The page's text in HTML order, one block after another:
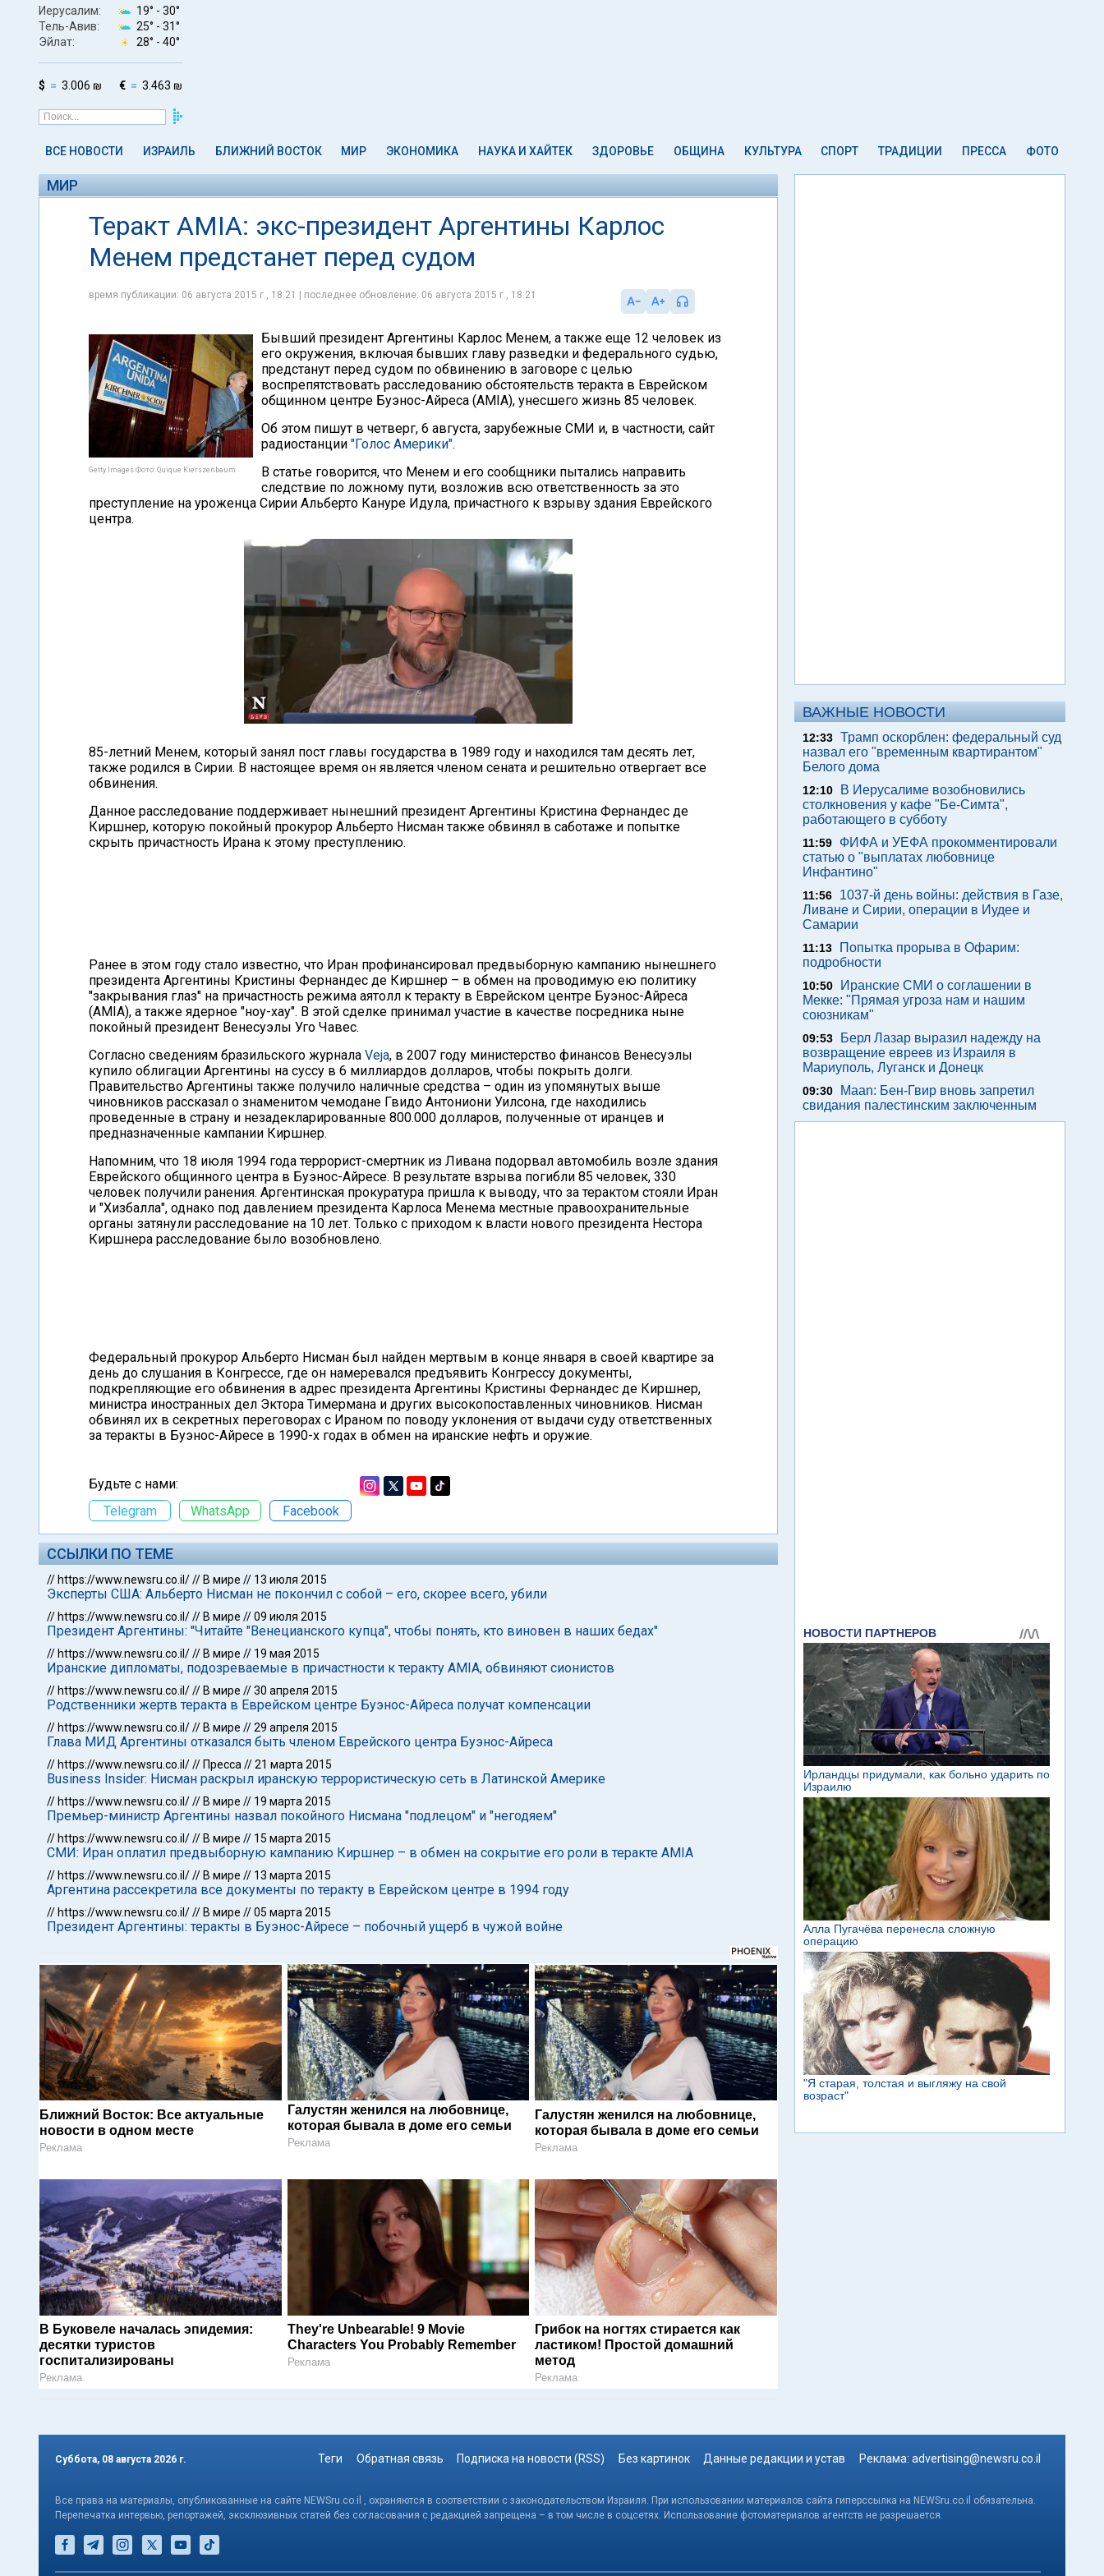
Иерусалим: 19° - 30°
Тель-Авив:
25° - 31°
Эйлат:
28° - 40°
$ 3.006 ₪ € 3.463 ₪
ВСЕ НОВОСТИ ИЗРАИЛЬ БЛИЖНИЙ ВОСТОК МИР ЭКОНОМИКА НАУКА И ХАЙТЕК ЗДОРОВЬЕ ОБЩИНА КУЛЬТУРА СПОРТ ТРАДИЦИИ ПРЕССА ФОТО
МИР
Теракт AMIA: экс-президент Аргентины Карлос
Менем предстанет перед судом
время публикации: 06 августа 2015 г., 18:21 | последнее обновление: 06 августа 2015 г., 18:21
Getty Images.Фото: Quique Kierszenbaum
Бывший президент Аргентины Карлос Менем, а также еще 12 человек из
его окружения, включая бывших главу разведки и федерального судью,
предстанут перед судом по обвинению в заговоре с целью
воспрепятствовать расследованию обстоятельств теракта в Еврейском
общинном центре Буэнос-Айреса (AMIA), унесшего жизнь 85 человек.
Об этом пишут в четверг, 6 августа, зарубежные СМИ и, в частности, сайт
радиостанции "Голос Америки".
В статье говорится, что Менем и его сообщники пытались направить
следствие по ложному пути, возложив всю ответственность за это
преступление на уроженца Сирии Альберто Кануре Идула, причастного к взрыву здания Еврейского
центра.
85-летний Менем, который занял пост главы государства в 1989 году и находился там десять лет,
также родился в Сирии. В настоящее время он является членом сената и решительно отвергает все
обвинения.
Данное расследование поддерживает нынешний президент Аргентины Кристина Фернандес де
Киршнер, которую покойный прокурор Альберто Нисман также обвинял в саботаже и попытке
скрыть причастность Ирана к этому преступлению.
Ранее в этом году стало известно, что Иран профинансировал предвыборную кампанию нынешнего
президента Аргентины Кристины Фернандес де Киршнер – в обмен на проводимую ею политику
"закрывания глаз" на причастность режима аятолл к теракту в Еврейском центре Буэнос-Айреса
(AMIA), а также ядерное "ноу-хау". В этой сделке принимал участие в качестве посредника ныне
покойный президент Венесуэлы Уго Чавес.
Согласно сведениям бразильского журнала Veja, в 2007 году министерство финансов Венесуэлы
купило облигации Аргентины на суссу в 6 миллиардов долларов, чтобы покрыть долги.
Правительство Аргентины также получило наличные средства – один из упомянутых выше
чиновников рассказал о знаменитом чемодане Гвидо Антониони Уилсона, где находились
проведенные в страну и незадекларированные 800.000 долларов, полученные от иранцев и
предназначенные кампании Киршнер.
Напомним, что 18 июля 1994 года террорист-смертник из Ливана подорвал автомобиль возле здания
Еврейского общинного центра в Буэнос-Айресе. В результате взрыва погибли 85 человек, 330
человек получили ранения. Аргентинская прокуратура пришла к выводу, что за терактом стояли Иран
и "Хизбалла", однако под давлением президента Карлоса Менема местные правоохранительные
органы затянули расследование на 10 лет. Только с приходом к власти нового президента Нестора
Киршнера расследование было возобновлено.
Федеральный прокурор Альберто Нисман был найден мертвым в конце января в своей квартире за
день до слушания в Конгрессе, где он намеревался предъявить Конгрессу документы,
подкрепляющие его обвинения в адрес президента Аргентины Кристины Фернандес де Киршнер,
министра иностранных дел Эктора Тимермана и других высокопоставленных чиновников. Нисман
обвинял их в секретных переговорах с Ираном по поводу уклонения от выдачи суду ответственных
за теракты в Буэнос-Айресе в 1990-х годах в обмен на иранские нефть и оружие.
Будьте с нами:
Telegram
WhatsApp Facebook
ССЫЛКИ ПО ТЕМЕ
// https://www.newsru.co.il/// В мире // 13 июля 2015
Эксперты США: Альберто Нисман не покончил с собой – его, скорее всего, убили
// https://www.newsru.co.il/// В мире //09 июля 2015
Президент Аргентины: "Читайте "Венецианского купца", чтобы понять, кто виновен в наших бедах"
// https://www.newsru.co.il/// В мире // 19 мая 2015
Иранские дипломаты, подозреваемые в причастности к теракту AMIA, обвиняют сионистов
// https://www.newsru.co.il/// В мире //30 апреля 2015
Родственники жертв теракта в Еврейском центре Буэнос-Айреса получат компенсации
// https://www.newsru.co.il/// В мире //29 апреля 2015
Глава МИД Аргентины отказался быть членом Еврейского центра Буэнос-Айреса
// https://www.newsru.co.il/// Пресса //21 марта 2015
Business Insider: Нисман раскрыл иранскую террористическую сеть в Латинской Америке
// https://www.newsru.co.il/// В мире // 19 марта 2015
Премьер-министр Аргентины назвал покойного Нисмана "подлецом" и "негодяем"
// https://www.newsru.co.il/// В мире // 15 марта 2015
СМИ: Иран оплатил предвыборную кампанию Киршнер – в обмен на сокрытие его роли в теракте AMIA
// https://www.newsru.co.il/// В мире // 13 марта 2015
Аргентина рассекретила все документы по теракту в Еврейском центре в 1994 году
// https://www.newsru.co.il/// В мире //05 марта 2015
Президент Аргентины: теракты в Буэнос-Айресе – побочный ущерб в чужой войне
Ближний Восток: Все актуальные
новости в одном месте
Реклама
Галустян женился на любовнице,
которая бывала в доме его семьи
Реклама
Галустян женился на любовнице,
которая бывала в доме его семьи
Реклама
В Буковеле началась эпидемия:
десятки туристов
госпитализированы
Реклама
They're Unbearable! 9 Movie
Characters You Probably Remember
Реклама
Грибок на ногтях стирается как
ластиком! Простой домашний
метод
Реклама
ВАЖНЫЕ НОВОСТИ
12:33 Трамп оскорблен: федеральный суд
назвал его "временным квартирантом"
Белого дома
12:10
В Иерусалиме возобновились
столкновения у кафе "Бе-Симта",
работающего в субботу
11:59
ФИФА и УЕФА прокомментировали
статью о "выплатах любовнице
Инфантино"
11:56
1037-й день войны: действия в Газе,
Ливане и Сирии, операции в Иудее и
Самарии
11:13
Попытка прорыва в Офарим:
подробности
10:50
Иранские СМИ о соглашении в
Мекке: "Прямая угроза нам и нашим
союзникам"
09:53
Берл Лазар выразил надежду на
возвращение евреев из Израиля в
Мариуполь, Луганск и Донецк
09:30
Maan: Бен-Гвир вновь запретил
свидания палестинским заключенным
Суббота, 08 августа 2026 г. Теги Обратная связь Подписка на новости (RSS) Без картинок Данные редакции и устав Реклама: advertising@newsru.co.il
Все права на материалы, опубликованные на сайте NEWSru.co.il , охраняются в соответствии с законодательством Израиля. При использовании материалов сайта гиперссылка на NEWSru.co.il обязательна.
Перепечатка интервью, репортажей, эксклюзивных статей без согласования с редакцией запрещена – в том числе в соцсетях. Использование фотоматериалов агентств не разрешается.